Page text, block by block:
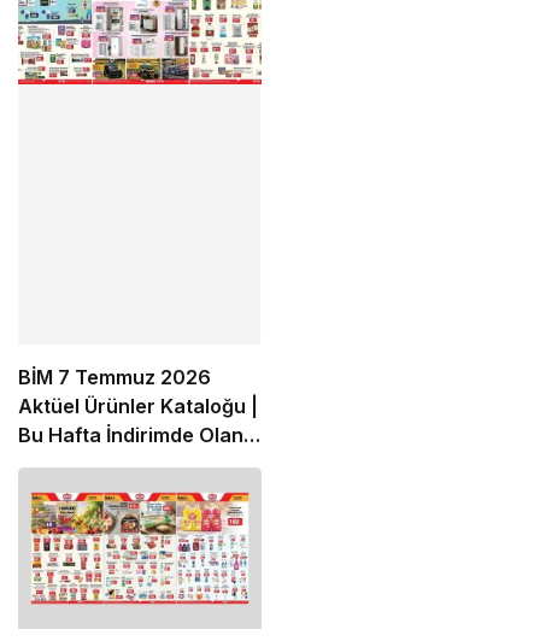
BİM 7 Temmuz 2026
Aktüel Ürünler Kataloğu |
Bu Hafta İndirimde Olan
Ürünler